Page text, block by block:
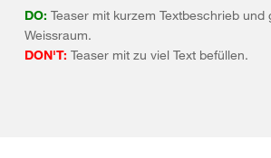
DO: Teaser mit kurzem Textbeschrieb und
Weissraum.
DON'T: Teaser mit zu viel Text befüllen.